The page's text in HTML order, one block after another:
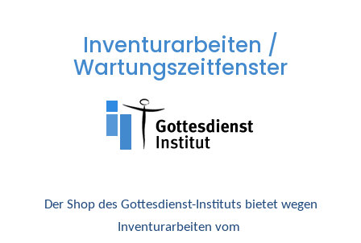
Inventurarbeiten /
Wartungszeitfenster
Der Shop des Gottesdienst-Instituts bietet wegen
Inventurarbeiten vom